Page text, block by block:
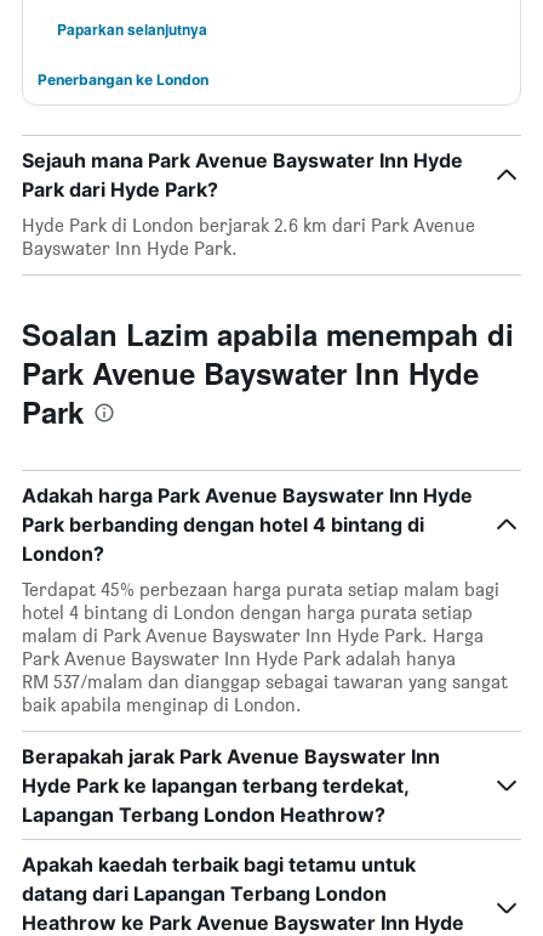
Paparkan selanjutnya
Penerbangan ke London
Sejauh mana Park Avenue Bayswater Inn Hyde
Park dari Hyde Park?
Hyde Park di London berjarak 2.6 km dari Park Avenue
Bayswater Inn Hyde Park.
Soalan Lazim apabila menempah di
Park Avenue Bayswater Inn Hyde
Park
Adakah harga Park Avenue Bayswater Inn Hyde
Park berbanding dengan hotel 4 bintang di
London?
Terdapat 45% perbezaan harga purata setiap malam bagi
hotel 4 bintang di London dengan harga purata setiap
malam di Park Avenue Bayswater Inn Hyde Park. Harga
Park Avenue Bayswater Inn Hyde Park adalah hanya
RM 537/malam dan dianggap sebagai tawaran yang sangat
baik apabila menginap di London.
Berapakah jarak Park Avenue Bayswater Inn
Hyde Park ke lapangan terbang terdekat,
Lapangan Terbang London Heathrow?
Apakah kaedah terbaik bagi tetamu untuk
datang dari Lapangan Terbang London
Heathrow ke Park Avenue Bayswater Inn Hyde